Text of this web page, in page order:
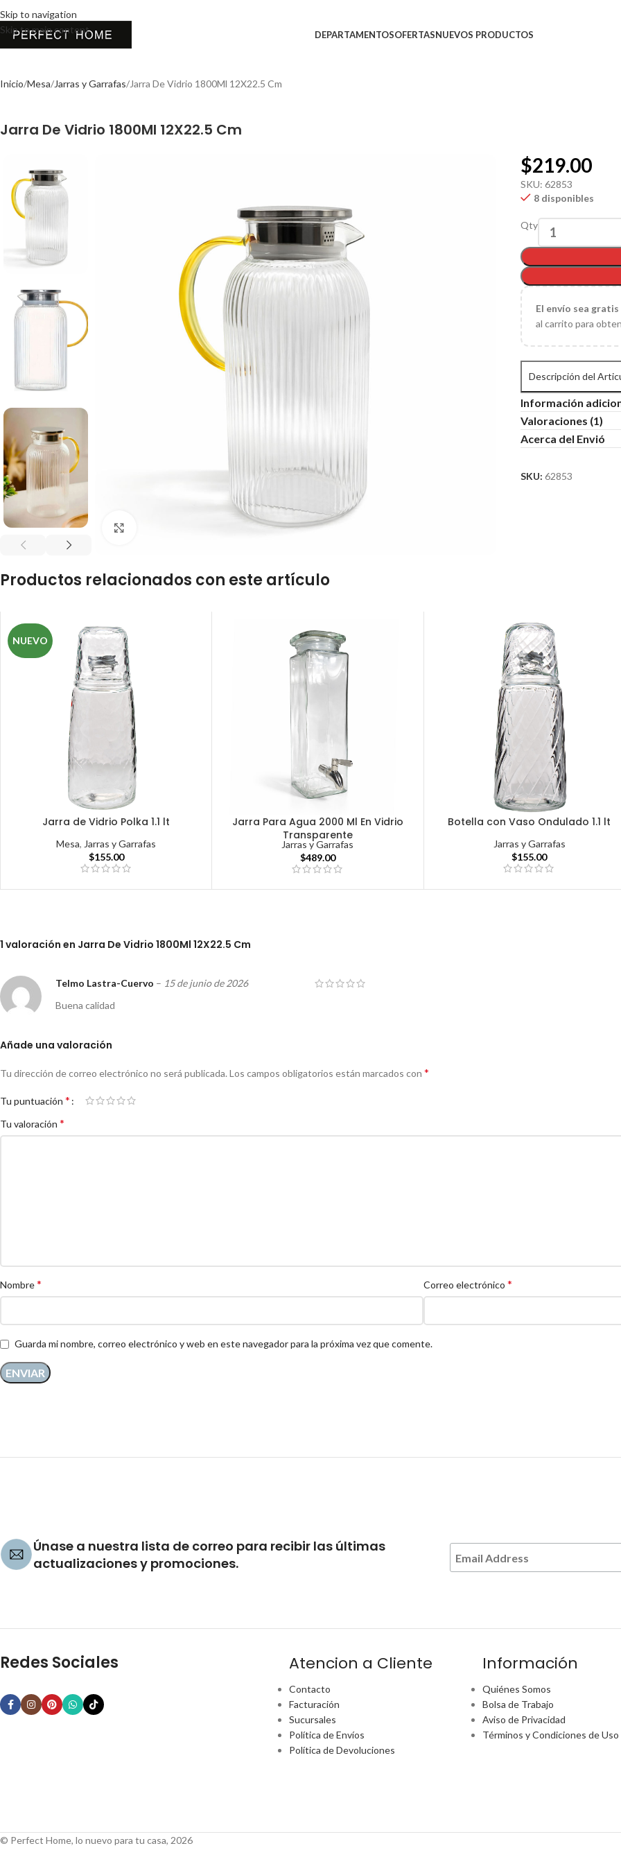
Skip to navigation
Skip to main content
DEPARTAMENTOSOFERTASNUEVOS PRODUCTOS
Inicio Mesa Jarras y Garrafas Jarra De Vidrio 1800Ml 12X22.5 Cm
Jarra De Vidrio 1800Ml 12X22.5 Cm
$219.00
SKU:62853
8 disponibles
Qty
El envío sea
al carrito para
Descripción del
Información
Valoraciones (1)
Acerca del Envió
SKU:62853
Productos relacionados con este artículo
NUEVO
Jarra de Vidrio Polka 1.1 lt
Mesa,Jarras y Garrafas
$155.00
Jarra Para Agua 2000 Ml En Vidrio
Transparente
Jarras y Garrafas
$489.00
Botella con Vaso Ondulado 1.1 lt
Jarras y Garrafas
$155.00
1 valoración en Jarra De Vidrio 1800Ml 12X22.5 Cm
Telmo Lastra-Cuervo – 15 de junio de 2026
Buena calidad
Añade una valoración
Tu dirección de correo electrónico no será publicada. Los campos obligatorios están marcados con *
Tu puntuación *
Tu valoración *
Nombre* Correo electrónico *
Guarda mi nombre, correo electrónico y web en este navegador para la próxima vez que comente.
Únase a nuestra lista de correo para recibir las últimas
actualizaciones y promociones.
Redes Sociales Atencion a Cliente
Contacto
Facturación
Sucursales
Política de Envíos
Política de Devoluciones
Información
Quiénes Somos
Bolsa de Trabajo
Aviso de Privacidad
Términos y Condiciones de Uso
© Perfect Home, lo nuevo para tu casa, 2026